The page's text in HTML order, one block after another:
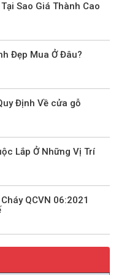
Sao Giá Thành Cao
Đẹp Mua Ở Đâu?
Định Về cửa gỗ
Lắp Ở Những Vị Trí
QCVN 06:2021